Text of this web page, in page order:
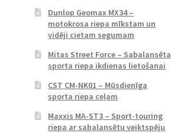
Dunlop Geomax MX34 –
motokrosa riepa mīkstam un
vidēji cietam segumam
Mitas Street Force – Sabalansēta
sporta riepa ikdienas lietošanai
CST CM-NK01 – Mūsdienīga
sporta riepa ceļam
Maxxis MA-ST3 – Sport-touring
riepa ar sabalansētu veiktspēju